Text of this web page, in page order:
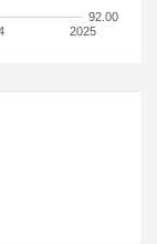
2025
92.00